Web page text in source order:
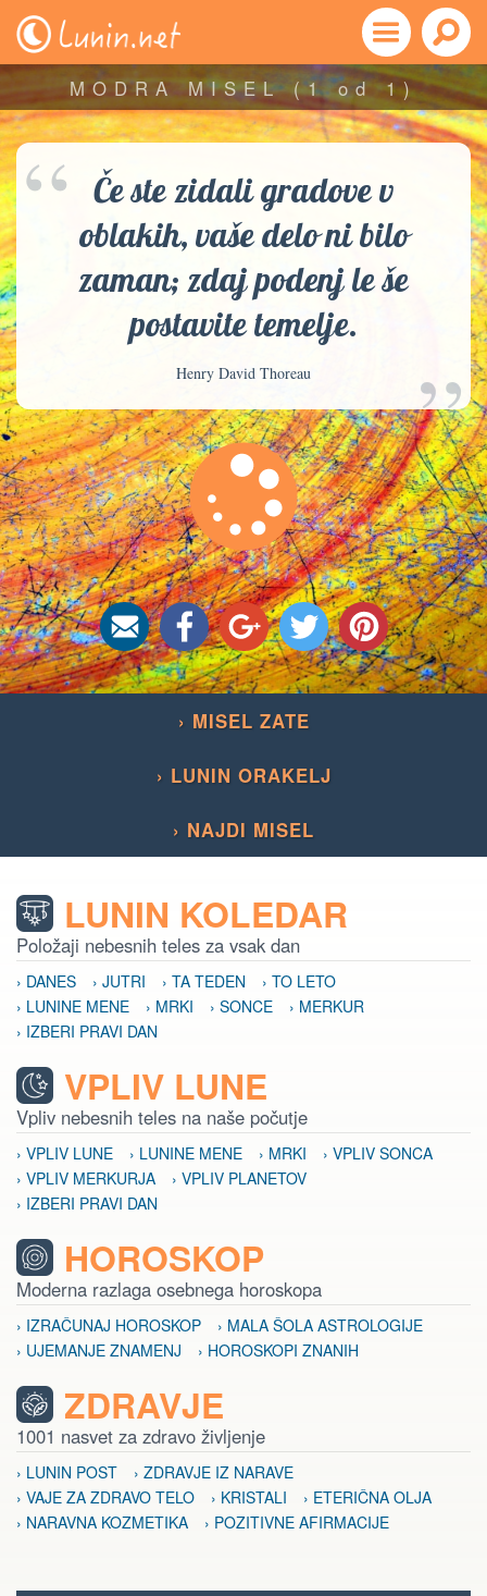
MODRA MISEL(1 od 1)
Če ste zidali gradove v
oblakih, vaše delo ni bilo
zaman; zdaj podenj le še
postavite temelje.
Henry David Thoreau ”
“
› MISEL ZATE
› LUNIN ORAKELJ
› NAJDI MISEL
LUNIN KOLEDAR
Položaji nebesnih teles za vsak dan
› DANES › JUTRI › TA TEDEN
› TO LETO
› LUNINE MENE
› MRKI › SONCE
› MERKUR
› IZBERI PRAVI DAN
VPLIV LUNE
Vpliv nebesnih teles na naše počutje
› VPLIV LUNE › LUNINE MENE › MRKI
› VPLIV SONCA
› VPLIV MERKURJA
› VPLIV PLANETOV
› IZBERI PRAVI DAN
HOROSKOP
Moderna razlaga osebnega horoskopa
› IZRAČUNAJ HOROSKOP
› MALA ŠOLA ASTROLOGIJE
› UJEMANJE ZNAMENJ
› HOROSKOPI ZNANIH
ZDRAVJE
1001 nasvet za zdravo življenje
› LUNIN POST
› ZDRAVJE IZ NARAVE
› VAJE ZA ZDRAVO TELO
› KRISTALI
› ETERIČNA OLJA
› NARAVNA KOZMETIKA
› POZITIVNE AFIRMACIJE